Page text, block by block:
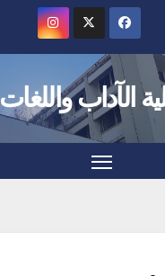
الآداب واللغات